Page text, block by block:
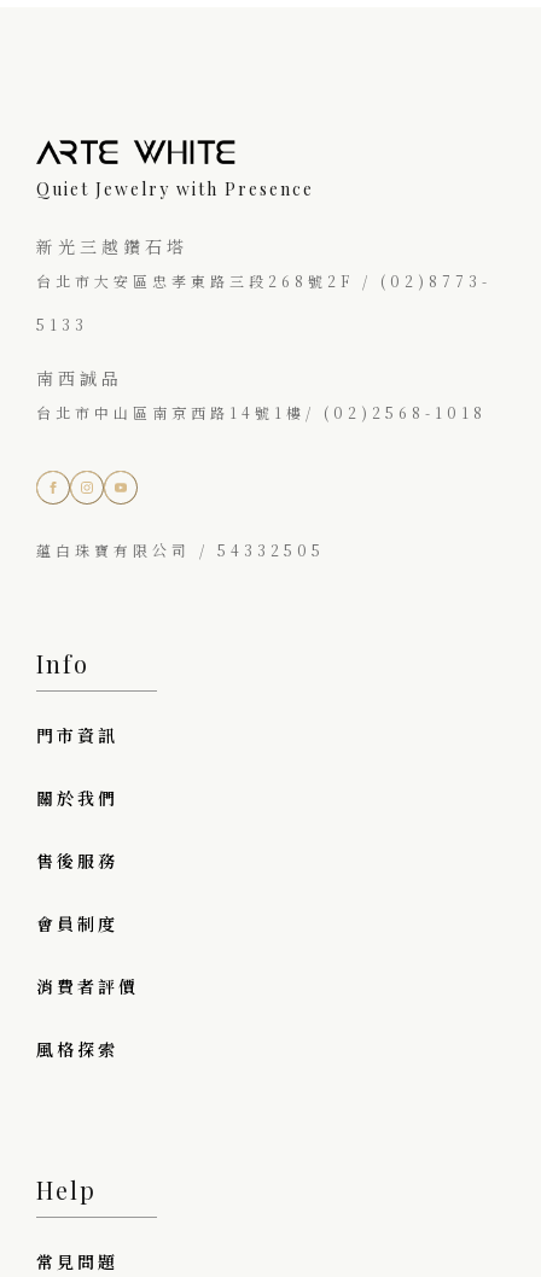
Quiet Jewelry with Presence
新光三越鑽石塔
台北市大安區忠孝東路三段268號2F / (02)8773-
5133
南西誠品
台北市中山區南京西路14號1樓/ (02)2568-1018
蘊白珠寶有限公司 / 54332505
Info
門市資訊
關於我們
售後服務
會員制度
消費者評價
風格探索
Help
常見問題